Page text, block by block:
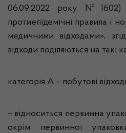
06.09.2022 року №1602)
протиепідемічні правила і
медичними відходами»,
відходи поділяються на такі
категорія А – побутові
– відноситься первинна
окрім первинної